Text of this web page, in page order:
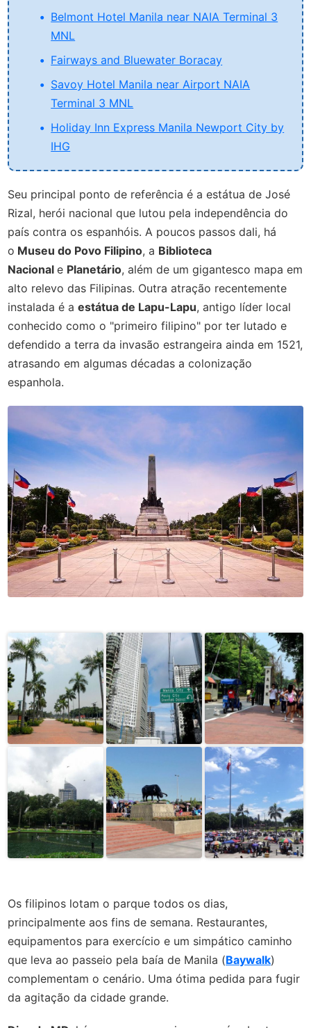
Belmont Hotel Manila near NAIA Terminal 3
MNL
Fairways and Bluewater Boracay
Savoy Hotel Manila near Airport NAIA
Terminal 3 MNL
Holiday Inn Express Manila Newport City by
IHG
Seu principal ponto de referência é a estátua de José
Rizal, herói nacional que lutou pela independência do
país contra os espanhóis. A poucos passos dali, há
o Museu do Povo Filipino, a Biblioteca
Nacionale Planetário, além de um gigantesco mapa em
alto relevo das Filipinas. Outra atração recentemente
instalada é aestátua de Lapu-Lapu, antigo líder local
conhecido como o "primeiro filipino" por ter lutado e
defendido a terra da invasão estrangeira ainda em 1521,
atrasando em algumas décadas a colonização
espanhola.
Os filipinos lotam o parque todos os dias,
principalmente aos fins de semana. Restaurantes,
equipamentos para exercício e um simpático caminho
que leva ao passeio pela baía de Manila (Baywalk)
complementam o cenário. Uma ótima pedida para fugir
da agitação da cidade grande.